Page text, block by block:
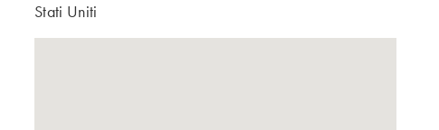
Stati Uniti